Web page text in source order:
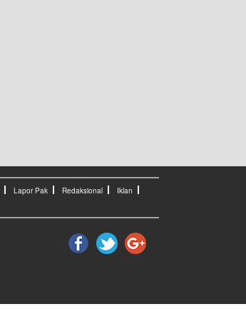
Lapor Pak Redaksional
Iklan